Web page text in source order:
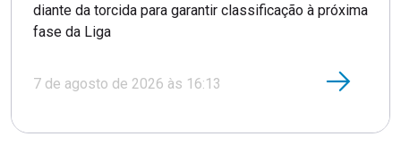
diante da torcida para garantir classificação à próxima
fase da Liga
7 de agosto de 2026 às 16:13